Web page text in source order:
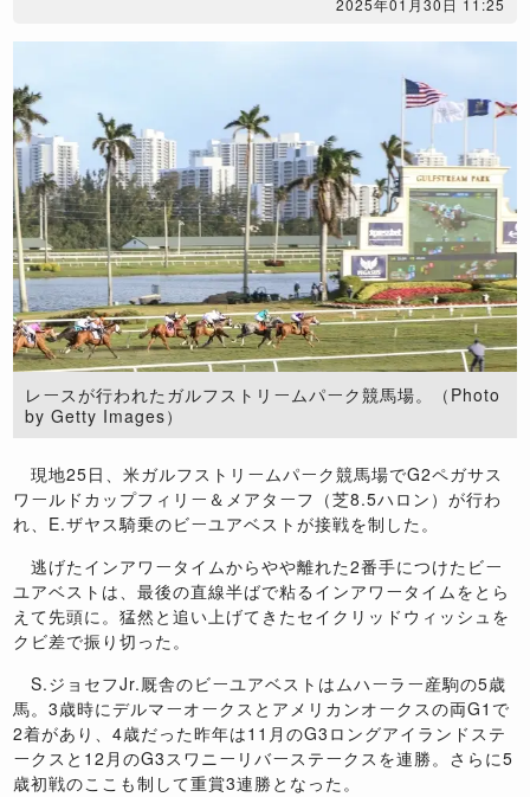
2025年01月30日 11:25
レースが行われたガルフストリームパーク競馬場。（Photo
by Getty Images）
現地25日、米ガルフストリームパーク競馬場でG2ペガサス
ワールドカップフィリー＆メアターフ（芝8.5ハロン）が行わ
れ、E.ザヤス騎乗のビーユアベストが接戦を制した。
逃げたインアワータイムからやや離れた2番手につけたビー
ユアベストは、最後の直線半ばで粘るインアワータイムをとら
えて先頭に。猛然と追い上げてきたセイクリッドウィッシュを
クビ差で振り切った。
S.ジョセフJr.厩舎のビーユアベストはムハーラー産駒の5歳
馬。3歳時にデルマーオークスとアメリカンオークスの両G1で
2着があり、4歳だった昨年は11月のG3ロングアイランドステ
ークスと12月のG3スワニーリバーステークスを連勝。さらに5
歳初戦のここも制して重賞3連勝となった。